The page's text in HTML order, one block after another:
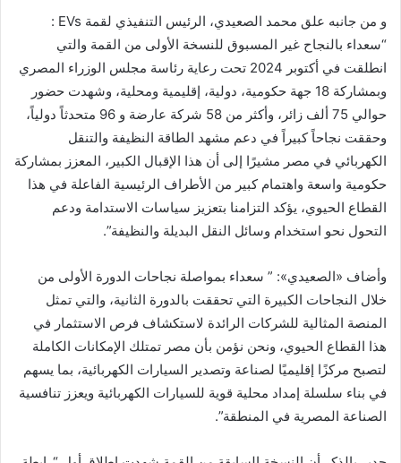
و من جانبه علق محمد الصعيدي، الرئيس التنفيذي لقمة EVs :
“سعداء بالنجاح غير المسبوق للنسخة الأولى من القمة والتي
انطلقت في أكتوبر 2024 تحت رعاية رئاسة مجلس الوزراء المصري
وبمشاركة 18 جهة حكومية، دولية، إقليمية ومحلية، وشهدت حضور
حوالي 75 ألف زائر، وأكثر من 58 شركة عارضة و 96 متحدثاً دولياً،
وحققت نجاحاً كبيراً في دعم مشهد الطاقة النظيفة والتنقل
الكهربائي في مصر مشيرًا إلى أن هذا الإقبال الكبير، المعزز بمشاركة
حكومية واسعة واهتمام كبير من الأطراف الرئيسية الفاعلة في هذا
القطاع الحيوي، يؤكد التزامنا بتعزيز سياسات الاستدامة ودعم
التحول نحو استخدام وسائل النقل البديلة والنظيفة”.
وأضاف «الصعيدي»: ” سعداء بمواصلة نجاحات الدورة الأولى من
خلال النجاحات الكبيرة التي تحققت بالدورة الثانية، والتي تمثل
المنصة المثالية للشركات الرائدة لاستكشاف فرص الاستثمار في
هذا القطاع الحيوي، ونحن نؤمن بأن مصر تمتلك الإمكانات الكاملة
لتصبح مركزًا إقليميًا لصناعة وتصدير السيارات الكهربائية، بما يسهم
في بناء سلسلة إمداد محلية قوية للسيارات الكهربائية ويعزز تنافسية
الصناعة المصرية في المنطقة”.